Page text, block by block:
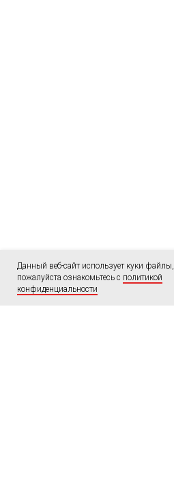
Данный веб-сайт использует куки файлы,
пожалуйста ознакомьтесь с политикой
конфиденциальности